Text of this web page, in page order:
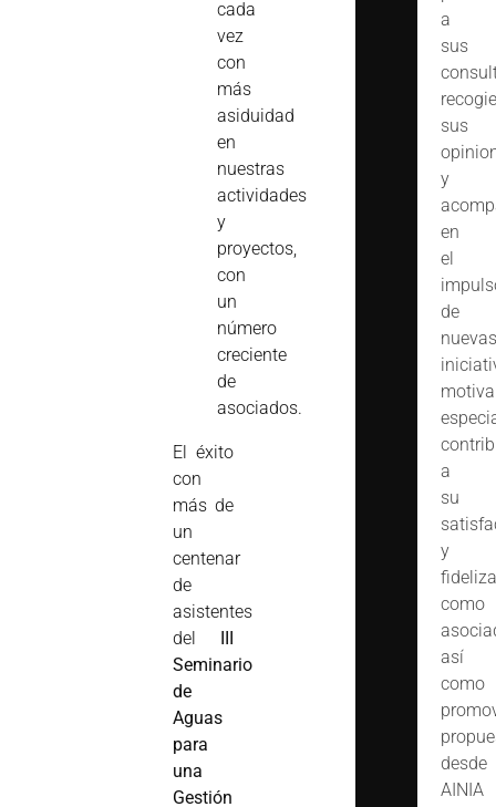
cada
vez
con
más
asiduidad
en
nuestras
actividades
y
proyectos,
con
un
número
creciente
de
asociados.
El éxito
con
más de
un
centenar
de
asistentes
del III
Seminario
de
Aguas
para
una
Gestión
a
sus
sus
y
en
el
de
nuevas
motiva
a
su
y
como
así
como
desde
AINIA